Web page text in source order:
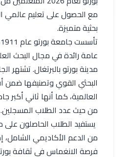
بحثية متميزة.
من حيث عدد الطلاب المسجلين.